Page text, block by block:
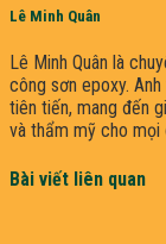
Lê Minh Quân
Lê Minh Quân là
công sơn epoxy.
tiên tiến, mang đến
và thẩm mỹ cho mọi
Bài viết liên quan